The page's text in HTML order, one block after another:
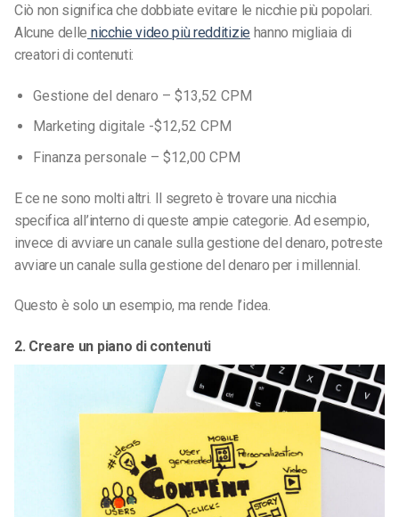
Ciò non significa che dobbiate evitare le nicchie più popolari.
Alcune delle nicchie video più redditizie hanno migliaia di
creatori di contenuti:
Gestione del denaro – $13,52 CPM
Marketing digitale -$12,52 CPM
Finanza personale – $12,00 CPM
E ce ne sono molti altri. Il segreto è trovare una nicchia
specifica all’interno di queste ampie categorie. Ad esempio,
invece di avviare un canale sulla gestione del denaro, potreste
avviare un canale sulla gestione del denaro per i millennial.
Questo è solo un esempio, ma rende l’idea.
2. Creare un piano di contenuti